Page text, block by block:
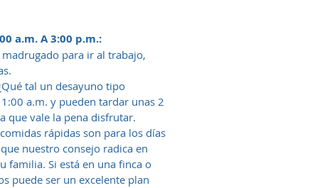
a.m. A 3:00 p.m.:
madrugado para ir al trabajo,
tal un desayuno tipo
a.m. y pueden tardar unas 2
que vale la pena disfrutar.
rápidas son para los días
nuestro consejo radica en
familia. Si está en una finca o
puede ser un excelente plan